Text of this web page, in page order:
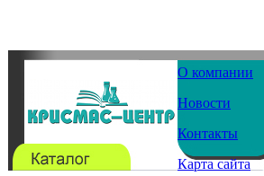
О компании
Новости
Контакты
Карта сайта